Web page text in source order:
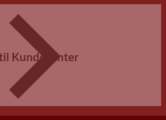
Kundecenter